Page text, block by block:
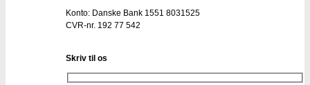
Konto: Danske Bank 1551 8031525
CVR-nr. 192 77 542
Skriv til os